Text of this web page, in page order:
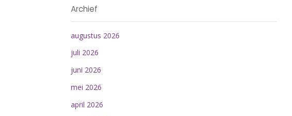
Archief
augustus 2026
juli 2026
juni 2026
mei 2026
april 2026